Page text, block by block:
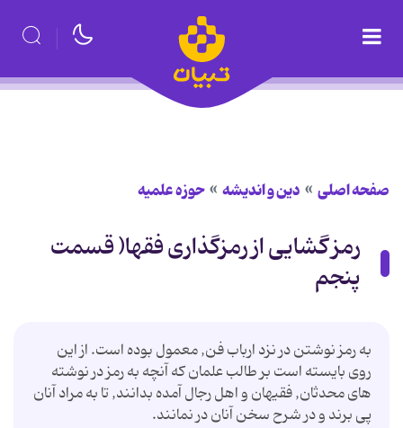
صفحه اصلی دین و اندیشه حوزه علمیه
رمز گشایی از رمزگذاری فقها( قسمت
پنجم
به رمز نوشتن در نزد ارباب فن, معمول بوده است. از اين
روى بايسته است بر طالب علمان كه آنچه به رمز در نوشته
هاى محدثان, فقيهان و اهل رجال آمده بدانند, تا به مراد آنان
پى برند و در شرح سخن آنان در نمانند.